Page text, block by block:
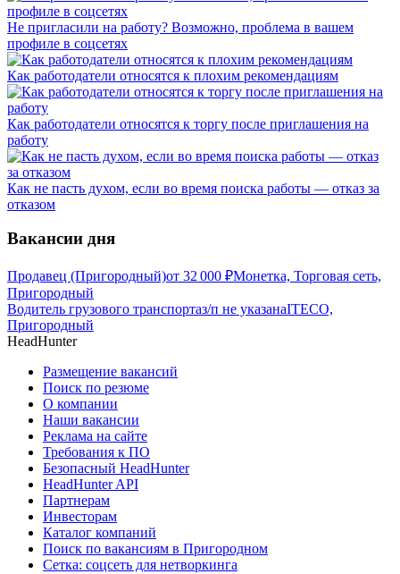
Не пригласили на работу? Возможно, проблема в вашем
профиле в соцсетях
Как работодатели относятся к плохим рекомендациям
Как работодатели относятся к торгу после приглашения на
работу
Как не пасть духом, если во время поиска работы — отказ за
отказом
Вакансии дня
Продавец (Пригородный)от 32 000 ₽Монетка, Торговая сеть,
Пригородный
Водитель грузового транспортаз/п не указанаITECO,
Пригородный
HeadHunter
Размещение вакансий
Поиск по резюме
О компании
Наши вакансии
Реклама на сайте
Требования к ПО
Безопасный HeadHunter
HeadHunter API
Партнерам
Инвесторам
Каталог компаний
Поиск по вакансиям в Пригородном
Сетка: соцсеть для нетворкинга